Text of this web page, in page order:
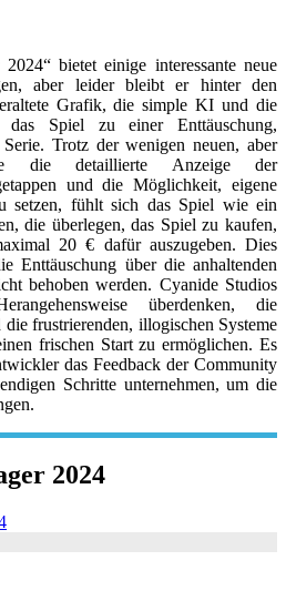
bietet einige interessante neue
aber leider bleibt er hinter den
Grafik, die simple KI und die
das Spiel zu einer Enttäuschung,
Trotz der wenigen neuen, aber
die detaillierte Anzeige der
und die Möglichkeit, eigene
setzen, fühlt sich das Spiel wie ein
die überlegen, das Spiel zu kaufen,
20 € dafür auszugeben. Dies
Enttäuschung über die anhaltenden
behoben werden. Cyanide Studios
überdenken, die
frustrierenden, illogischen Systeme
frischen Start zu ermöglichen. Es
das Feedback der Community
Schritte unternehmen, um die
2024